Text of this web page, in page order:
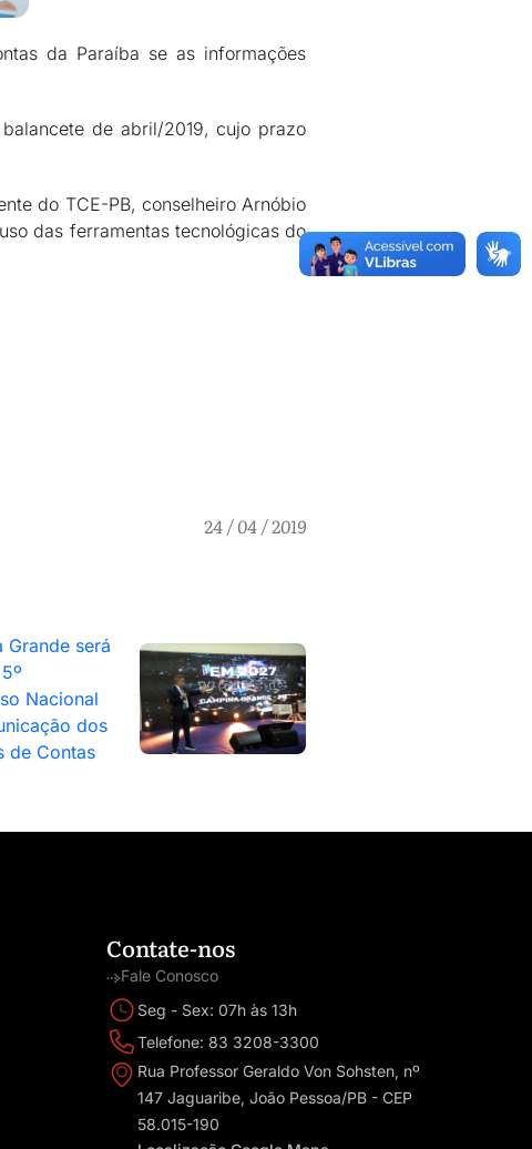
da Paraíba se as informações
de abril/2019, cujo prazo
do TCE-PB, conselheiro Arnóbio
das ferramentas tecnológicas do
24 / 04 / 2019
Grande será
Nacional
dos
de Contas
Contate-nos
Fale Conosco
Seg - Sex: 07h às 13h
Telefone: 83 3208-3300
Rua Professor Geraldo Von Sohsten, nº
147 Jaguaribe, João Pessoa/PB - CEP
58.015-190